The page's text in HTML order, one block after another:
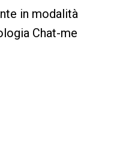
in modalità
Chat-me